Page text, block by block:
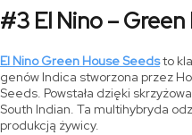
#3 El Nino –
El Nino Green House Seedsto
genów Indica stworzona przez
Seeds. Powstała dzięki
South Indian. Ta multihybryda
produkcją żywicy.